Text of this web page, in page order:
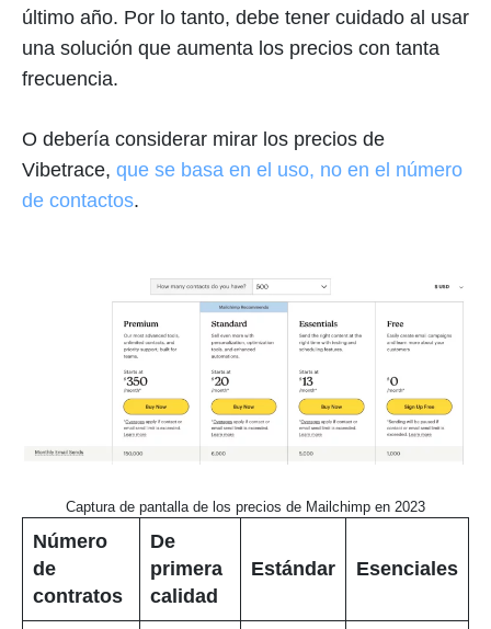
último año. Por lo tanto, debe tener cuidado al usar
una solución que aumenta los precios con tanta
frecuencia.
O debería considerar mirar los precios de
Vibetrace, que se basa en el uso, no en el número
de contactos.
Captura de pantalla de los precios de Mailchimp en 2023
Número
de
contratos
De
primera
calidad
Estándar Esenciales